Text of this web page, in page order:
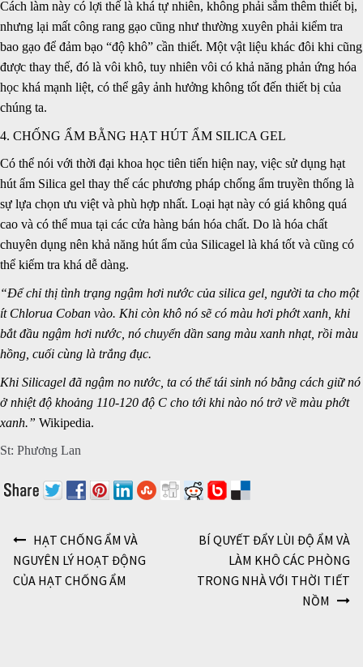
Cách làm này có lợi thế là khá tự nhiên, không phải sắm thêm thiết bị,
nhưng lại mất công rang gạo cũng như thường xuyên phải kiểm tra
bao gạo để đảm bạo “độ khô” cần thiết. Một vật liệu khác đôi khi cũng
được thay thế, đó là vôi khô, tuy nhiên vôi có khả năng phản ứng hóa
học khá mạnh liệt, có thể gây ảnh hưởng không tốt đến thiết bị của
chúng ta.
4. CHỐNG ẨM BẰNG HẠT HÚT ẨM SILICA GEL
Có thể nói với thời đại khoa học tiên tiến hiện nay, việc sử dụng hạt
hút ẩm Silica gel thay thế các phương pháp chống ẩm truyền thống là
sự lựa chọn ưu việt và phù hợp nhất. Loại hạt này có giá không quá
cao và có thể mua tại các cửa hàng bán hóa chất. Do là hóa chất
chuyên dụng nên khả năng hút ẩm của Silicagel là khá tốt và cũng có
thể kiếm tra khá dễ dàng.
“Để chỉ thị tình trạng ngậm hơi nước của silica gel, người ta cho một
ít Chlorua Coban vào. Khi còn khô nó sẽ có màu hơi phớt xanh, khi
bắt đầu ngậm hơi nước, nó chuyển dần sang màu xanh nhạt, rồi màu
hồng, cuối cùng là trắng đục.
Khi Silicagel đã ngậm no nước , ta có thể tái sinh nó bằng cách giữ nó
ở nhiệt độ khoảng 110-120 độ C cho tới khi nào nó trở về màu phớt
xanh.” Wikipedia.
St: Phương Lan
Điều hướng bài viết
HẠT CHỐNG ẨM VÀ
NGUYÊN LÝ HOẠT ĐỘNG
CỦA HẠT CHỐNG ẨM
BÍ QUYẾT ĐẨY LÙI ĐỘ ẨM VÀ
LÀM KHÔ CÁC PHÒNG
TRONG NHÀ VỚI THỜI TIẾT
NỒM